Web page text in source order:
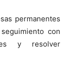
permanentes
con
y resolver